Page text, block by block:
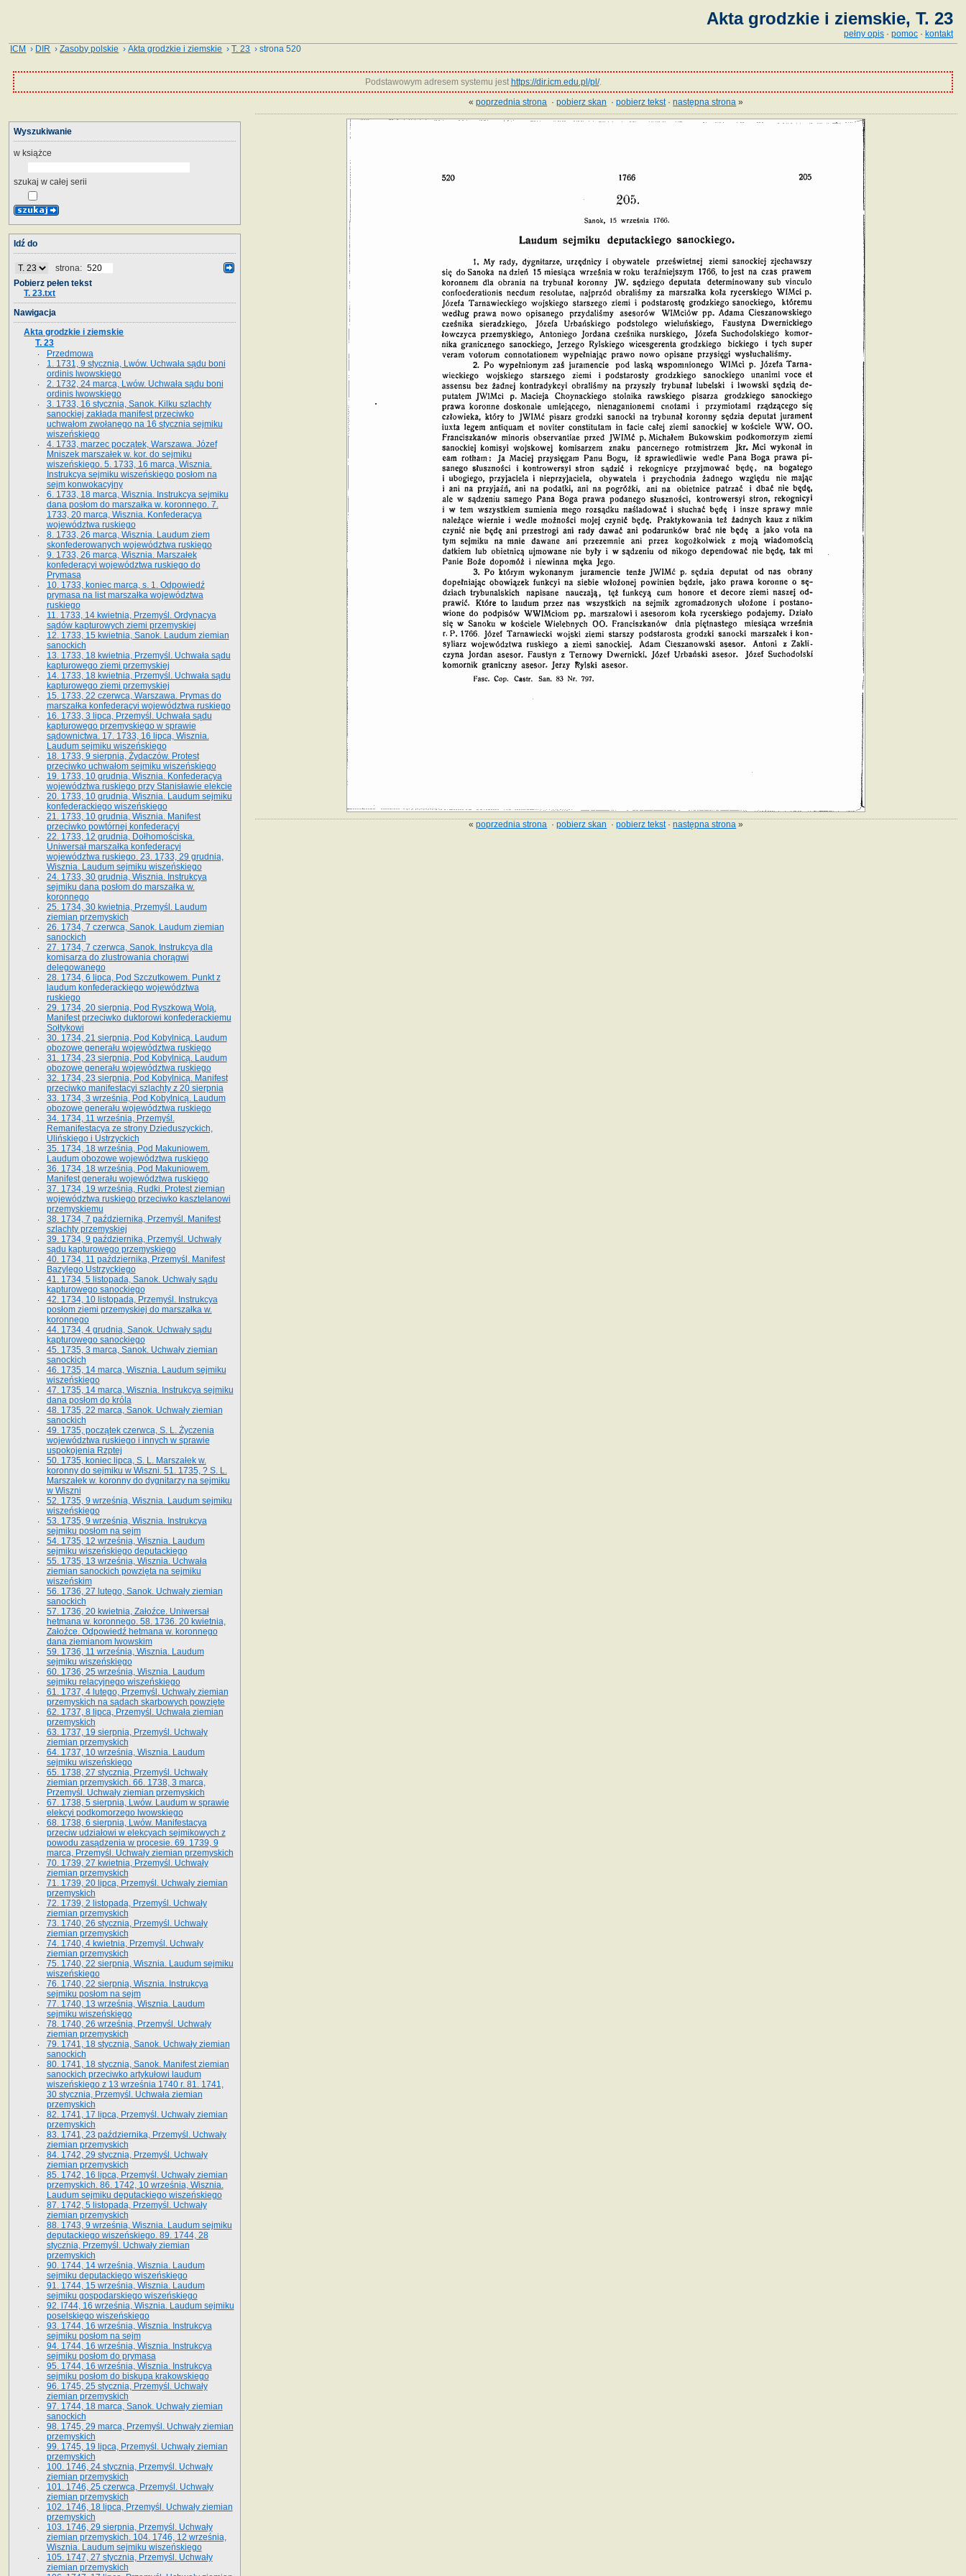
Akta grodzkie i ziemskie, T. 23
pełny opis · pomoc · kontakt
ICM › DIR ›Zasoby polskie ›Akta grodzkie i ziemskie ›T. 23 › strona 520
Podstawowym adresem systemu jest https://dir.icm.edu.pl/pl/.
«poprzednia strona ·pobierz skan ·pobierz tekst·następna strona »
«poprzednia strona ·pobierz skan ·pobierz tekst·następna strona »
Wyszukiwanie
w książce
szukaj w całej serii
Idź do
strona:
Pobierz pełen tekst
T. 23.txt
Nawigacja
Akta grodzkie i ziemskie
T. 23
Przedmowa
1. 1731, 9 stycznia, Lwów. Uchwała sądu boni
ordinis lwowskiego
2. 1732, 24 marca, Lwów. Uchwała sądu boni
ordinis lwowskiego
3. 1733, 16 stycznia, Sanok. Kilku szlachty
sanockiej zakłada manifest przeciwko
uchwałom zwołanego na 16 stycz­nia sejmiku
wiszeńskiego
4. 1733, marzec początek, Warszawa. Józef
Mniszek marszałek w. kor. do sejmiku
wiszeńskiego. 5. 1733, 16 marca, Wisznia.
Instrukcya sejmiku wiszeńskiego posłom na
sejm konwokacyjny
6. 1733, 18 marca, Wisznia. Instrukcya sejmiku
dana posłom do marszałka w. koronnego. 7.
1733, 20 marca, Wisznia. Konfederacya
województwa ruskiego
8. 1733, 26 marca, Wisznia. Laudum ziem
skonfederowanych województwa ruskiego
9. 1733, 26 marca, Wisznia. Marszałek
konfederacyi województwa ruskiego do
Prymasa
10. 1733, koniec marca, s. 1. Odpowiedź
prymasa na list marszałka województwa
ruskiego
11. 1733, 14 kwietnia, Przemyśl. Ordynacya
sądów kapturowych ziemi przemyskiej
12. 1733, 15 kwietnia, Sanok. Laudum ziemian
sanockich
13. 1733, 18 kwietnia, Przemyśl. Uchwała sądu
kapturowego ziemi przemyskiej
14. 1733, 18 kwietnia, Przemyśl. Uchwała sądu
kapturowego ziemi przemyskiej
15. 1733, 22 czerwca, Warszawa. Prymas do
marszałka konfederacyi województwa ruskiego
16. 1733, 3 lipca, Przemyśl. Uchwała sądu
kapturowego przemyskiego w sprawie
sądownictwa. 17. 1733, 16 lipca, Wisznia.
Laudum sejmiku wiszeńskiego
18. 1733, 9 sierpnia, Żydaczów. Protest
przeciwko uchwałom sejmiku wiszeńskiego
19. 1733, 10 grudnia, Wisznia. Konfederacya
województwa ruskiego przy Stanisławie elekcie
20. 1733, 10 grudnia, Wisznia. Laudum sejmiku
konfederackiego wiszeńskiego
21. 1733, 10 grudnia, Wisznia. Manifest
przeciwko powtórnej konfederacyi
22. 1733, 12 grudnia, Dołhomościska.
Uniwersał marszałka konfederacyi
województwa ruskiego. 23. 1733, 29 grudnia,
Wisznia. Laudum sejmiku wiszeńskiego
24. 1733, 30 grudnia, Wisznia. Instrukcya
sejmiku dana posłom do marszałka w.
koronnego
25. 1734, 30 kwietnia, Przemyśl. Laudum
ziemian przemyskich
26. 1734, 7 czerwca, Sanok. Laudum ziemian
sanockich
27. 1734, 7 czerwca, Sanok. Instrukcya dla
komisarza do zlustrowania chorągwi
delegowanego
28. 1734, 6 lipca, Pod Szczutkowem. Punkt z
laudum konfederackiego województwa
ruskiego
29. 1734, 20 sierpnia, Pod Ryszkową Wolą.
Manifest przeciwko duktorowi konfederackiemu
Sołtykowi
30. 1734, 21 sierpnia, Pod Kobylnicą. Laudum
obozowe generału województwa ruskiego
31. 1734, 23 sierpnia, Pod Kobylnicą. Laudum
obozowe generału województwa ruskiego
32. 1734, 23 sierpnia, Pod Kobylnicą. Manifest
przeciwko manifestacyi szlachty z 20 sierpnia
33. 1734, 3 września, Pod Kobylnicą. Laudum
obozowe generału województwa ruskiego
34. 1734, 11 września, Przemyśl.
Remanifestacya ze strony Dzieduszyckich,
Ulińskiego i Ustrzyckich
35. 1734, 18 września, Pod Makuniowem.
Laudum obozowe województwa ruskiego
36. 1734, 18 września, Pod Makuniowem.
Manifest generału województwa ruskiego
37. 1734, 19 września, Rudki. Protest ziemian
województwa ruskiego przeciwko kasztelanowi
przemyskiemu
38. 1734, 7 października, Przemyśl. Manifest
szlachty przemyskiej
39. 1734, 9 października, Przemyśl. Uchwały
sądu kapturowego przemyskiego
40. 1734, 11 października, Przemyśl. Manifest
Bazylego Ustrzyckiego
41. 1734, 5 listopada, Sanok. Uchwały sądu
kapturowego sanockiego
42. 1734, 10 listopada, Przemyśl. Instrukcya
posłom ziemi przemyskiej do marszałka w.
koronnego
44. 1734, 4 grudnia, Sanok. Uchwały sądu
kapturowego sanockiego
45. 1735, 3 marca, Sanok. Uchwały ziemian
sanockich
46. 1735, 14 marca, Wisznia. Laudum sejmiku
wiszeńskiego
47. 1735, 14 marca, Wisznia. Instrukcya sejmiku
dana posłom do króla
48. 1735, 22 marca, Sanok. Uchwały ziemian
sanockich
49. 1735, początek czerwca, S. L. Życzenia
województwa ruskiego i innych w sprawie
uspokojenia Rzptej
50. 1735, koniec lipca, S. L. Marszałek w.
koronny do sejmiku w Wiszni. 51. 1735, ? S. L.
Marszałek w. koronny do dygnitarzy na sejmiku
w Wiszni
52. 1735, 9 września, Wisznia. Laudum sejmiku
wiszeńskiego
53. 1735, 9 września, Wisznia. Instrukcya
sejmiku posłom na sejm
54. 1735, 12 września, Wisznia. Laudum
sejmiku wiszeńskiego deputackiego
55. 1735, 13 września, Wisznia. Uchwała
ziemian sanockich powzięta na sejmiku
wiszeńskim
56. 1736, 27 lutego, Sanok. Uchwały ziemian
sanockich
57. 1736, 20 kwietnia, Załoźce. Uniwersał
hetmana w. koronnego. 58. 1736. 20 kwietnia,
Załoźce. Odpowiedź hetmana w. koronnego
dana ziemianom lwowskim
59. 1736, 11 września, Wisznia. Laudum
sejmiku wiszeńskiego
60. 1736, 25 września, Wisznia. Laudum
sejmiku relacyjnego wiszeńskiego
61. 1737, 4 lutego, Przemyśl. Uchwały ziemian
przemyskich na sądach skarbowych powzięte
62. 1737, 8 lipca, Przemyśl. Uchwała ziemian
przemyskich
63. 1737, 19 sierpnia, Przemyśl. Uchwały
ziemian przemyskich
64. 1737, 10 września, Wisznia. Laudum
sejmiku wiszeńskiego
65. 1738, 27 stycznia, Przemyśl. Uchwały
ziemian przemyskich­­. 66. 1738, 3 marca,
Przemyśl. Uchwały ziemian przemyskich­
67. 1738, 5 sierpnia, Lwów. Laudum w sprawie
elekcyi podkomorzego lwowskiego
68. 1738, 6 sierpnia, Lwów. Manifestacya
przeciw udziałowi w elekcyach sejmikowych z
powodu zasądzenia w procesie. 69. 1739, 9
marca, Przemyśl. Uchwały ziemian przemyskich
70. 1739, 27 kwietnia, Przemyśl. Uchwały
ziemian przemyskich
71. 1739, 20 lipca, Przemyśl. Uchwały ziemian
przemyskich
72. 1739, 2 listopada, Przemyśl. Uchwały
ziemian przemyskich
73. 1740, 26 stycznia, Przemyśl. Uchwały
ziemian przemyskich
74. 1740, 4 kwietnia, Przemyśl. Uchwały
ziemian przemyskich
75. 1740, 22 sierpnia, Wisznia. Laudum sejmiku
wiszeńskiego
76. 1740, 22 sierpnia, Wisznia. Instrukcya
sejmiku posłom na sejm
77. 1740, 13 września, Wisznia. Laudum
sejmiku wiszeńskiego
78. 1740, 26 września, Przemyśl. Uchwały
ziemian przemyskich
79. 1741, 18 stycznia, Sanok. Uchwały ziemian
sanockich
80. 1741, 18 stycznia, Sanok. Manifest ziemian
sanockich przeciwko artykułowi laudum
wiszeńskiego z 13 wrze­śnia 1740 r. 81. 1741,
30 stycznia, Przemyśl. Uchwała ziemian
przemyskich
82. 1741, 17 lipca, Przemyśl. Uchwały ziemian
przemyskich
83. 1741, 23 października, Przemyśl. Uchwały
ziemian przemyskich
84. 1742, 29 stycznia, Przemyśl. Uchwały
ziemian przemyskich
85. 1742, 16 lipca, Przemyśl. Uchwały ziemian
przemyskich. 86. 1742, 10 września, Wisznia.
Laudum sejmiku deputackiego wiszeńskiego
87. 1742, 5 listopada, Przemyśl. Uchwały
ziemian przemyskich
88. 1743, 9 września, Wisznia. Laudum sejmiku
deputackiego wiszeńskiego. 89. 1744, 28
stycznia, Przemyśl. Uchwały ziemian
przemyskich
90. 1744, 14 września, Wisznia. Laudum
sejmiku deputackiego wiszeńskiego
91. 1744, 15 września, Wisznia. Laudum
sejmiku gospodarskiego wiszeńskiego
92. l744, 16 września, Wisznia. Laudum sejmiku
poselskiego wiszeńskiego
93. 1744, 16 września, Wisznia. Instrukcya
sejmiku posłom na sejm
94. 1744, 16 września, Wisznia. Instrukcya
sejmiku posłom do prymasa
95. 1744, 16 września, Wisznia. Instrukcya
sejmiku posłom do biskupa krakowskiego
96. 1745, 25 stycznia, Przemyśl. Uchwały
ziemian przemyskich
97. 1744, 18 marca, Sanok. Uchwały ziemian
sanockich
98. 1745, 29 marca, Przemyśl. Uchwały ziemian
przemyskich
99. 1745, 19 lipca, Przemyśl. Uchwały ziemian
przemyskich
100. 1746, 24 stycznia, Przemyśl. Uchwały
ziemian przemyskich
101. 1746, 25 czerwca, Przemyśl. Uchwały
ziemian przemyskich
102. 1746, 18 lipca, Przemyśl. Uchwały ziemian
przemyskich
103. 1746, 29 sierpnia, Przemyśl. Uchwały
ziemian przemyskich. 104. 1746, 12 września,
Wisznia. Laudum sejmiku wiszeńskiego
105. 1747, 27 stycznia, Przemyśl. Uchwały
ziemian przemyskich